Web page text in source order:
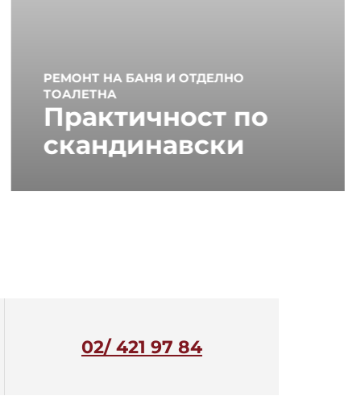
РЕМОНТ НА БАНЯ И ОТДЕЛНО
ТОАЛЕТНА
Практичност по
скандинавски
02/ 421 97 84